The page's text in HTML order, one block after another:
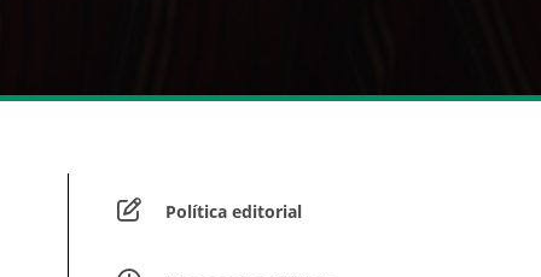
Política editorial